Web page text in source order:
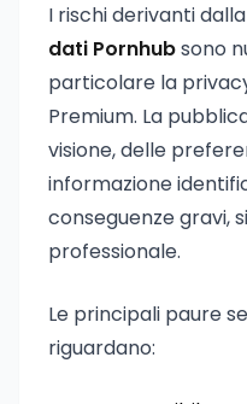
I rischi derivanti dalla
dati Pornhubsono
particolare la
Premium. La
visione, delle
informazione
conseguenze gravi,
professionale.
Le principali paure
riguardano: